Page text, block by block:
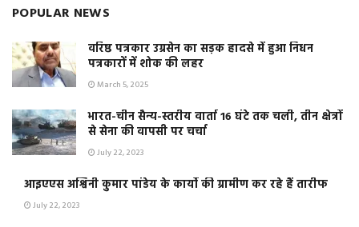
POPULAR NEWS
वरिष्ठ पत्रकार उग्रसेन का सड़क हादसे में हुआ निधन
पत्रकारों में शोक की लहर
March 5, 2025
भारत-चीन सैन्य-स्तरीय वार्ता 16 घंटे तक चली, तीन क्षेत्रों
से सेना की वापसी पर चर्चा
July 22, 2023
आइएएस अश्विनी कुमार पांडेय के कार्यो की ग्रामीण कर रहे हैं तारीफ
July 22, 2023